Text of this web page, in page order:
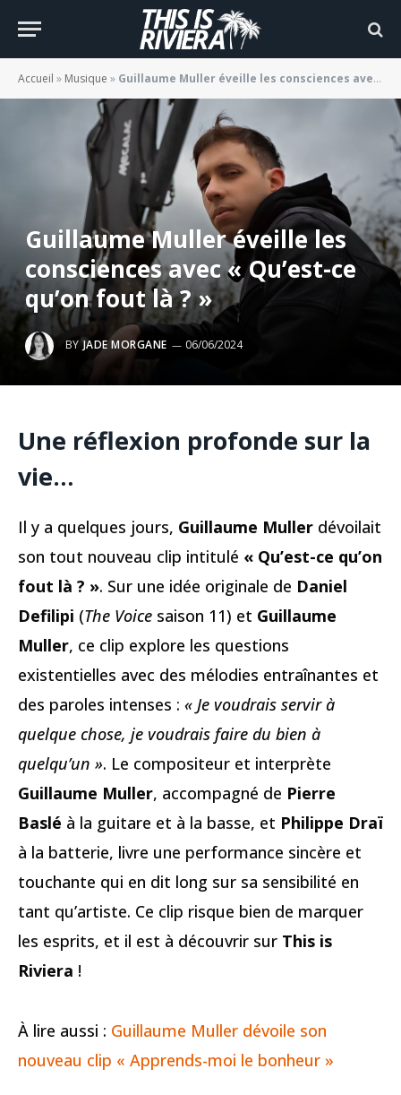
Accueil » Musique » Guillaume Muller éveille les consciences avec « Qu’est-ce qu’on fout là ? »
Guillaume Muller éveille les
consciences avec « Qu’est-ce
qu’on fout là ? »
BY JADE MORGANE 06/06/2024
Une réflexion profonde sur la
vie…
Il y a quelques jours, Guillaume Muller dévoilait
son tout nouveau clip intitulé « Qu’est-ce qu’on
fout là ? ». Sur une idée originale de Daniel
Defilipi (The Voice saison 11) et Guillaume
Muller, ce clip explore les questions
existentielles avec des mélodies entraînantes et
des paroles intenses : « Je voudrais servir à
quelque chose, je voudrais faire du bien à
quelqu’un ». Le compositeur et interprète
Guillaume Muller, accompagné de Pierre
Baslé à la guitare et à la basse, et Philippe Draï
à la batterie, livre une performance sincère et
touchante qui en dit long sur sa sensibilité en
tant qu’artiste. Ce clip risque bien de marquer
les esprits, et il est à découvrir sur This is
Riviera !
À lire aussi : Guillaume Muller dévoile son
nouveau clip « Apprends-moi le bonheur »